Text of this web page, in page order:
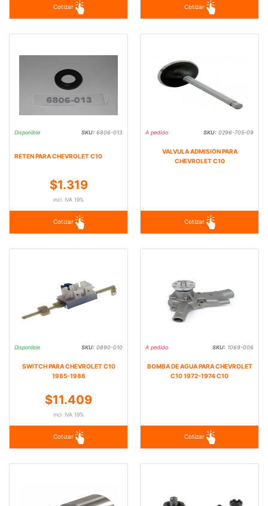
Cotizar Cotizar
Disponible SKU: 6806-013
RETEN PARA CHEVROLET C10
$1.319
incl. IVA 19%
Cotizar
A pedido SKU: 0296-705-09
VALVULA ADMISION PARA
CHEVROLET C10
Cotizar
Disponible SKU: 0890-010
SWITCH PARA CHEVROLET C10
1985-1986
$11.409
incl. IVA 19%
Cotizar
A pedido SKU: 1069-006
BOMBA DE AGUA PARA CHEVROLET
C10 1972-1974 C10
Cotizar